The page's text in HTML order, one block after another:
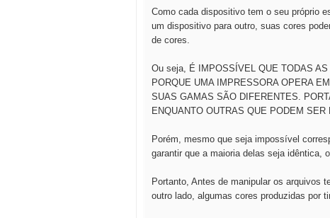
Como cada dispositivo tem o seu próprio
um dispositivo para outro, suas cores
de cores.
Ou seja, É IMPOSSÍVEL QUE TODAS
PORQUE UMA IMPRESSORA OPERA
SUAS GAMAS SÃO DIFERENTES.
ENQUANTO OUTRAS QUE PODEM
Porém, mesmo que seja impossível
garantir que a maioria delas seja idêntica,
Portanto, Antes de manipular os arquivos
outro lado, algumas cores produzidas por